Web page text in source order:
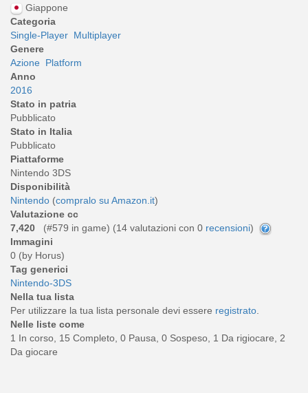
Giappone
Categoria
Single-Player Multiplayer
Genere
Azione Platform
Anno
2016
Stato in patria
Pubblicato
Stato in Italia
Pubblicato
Piattaforme
Nintendo 3DS
Disponibilità
Nintendo (compralo su Amazon.it)
Valutazione cc
7,420
(#579 in game) (14 valutazioni con 0 recensioni)
Immagini
0 (by Horus)
Tag generici
Nintendo-3DS
Nella tua lista
Per utilizzare la tua lista personale devi essere registrato.
Nelle liste come
1 In corso, 15 Completo, 0 Pausa, 0 Sospeso, 1 Da rigiocare, 2
Da giocare